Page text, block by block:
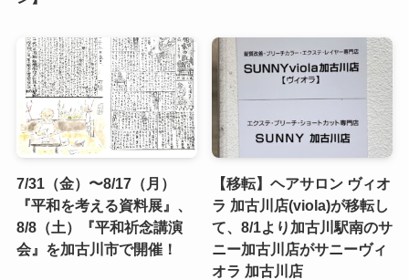
7/31（金）〜8/17（月）
『平和を考える資料展』、
8/8（土）『平和祈念講演
会』を加古川市で開催！
【移転】ヘアサロン ヴィオ
ラ 加古川店(viola)が移転し
て、8/1より加古川駅南のサ
ニー加古川店がサニーヴィ
オラ 加古川店